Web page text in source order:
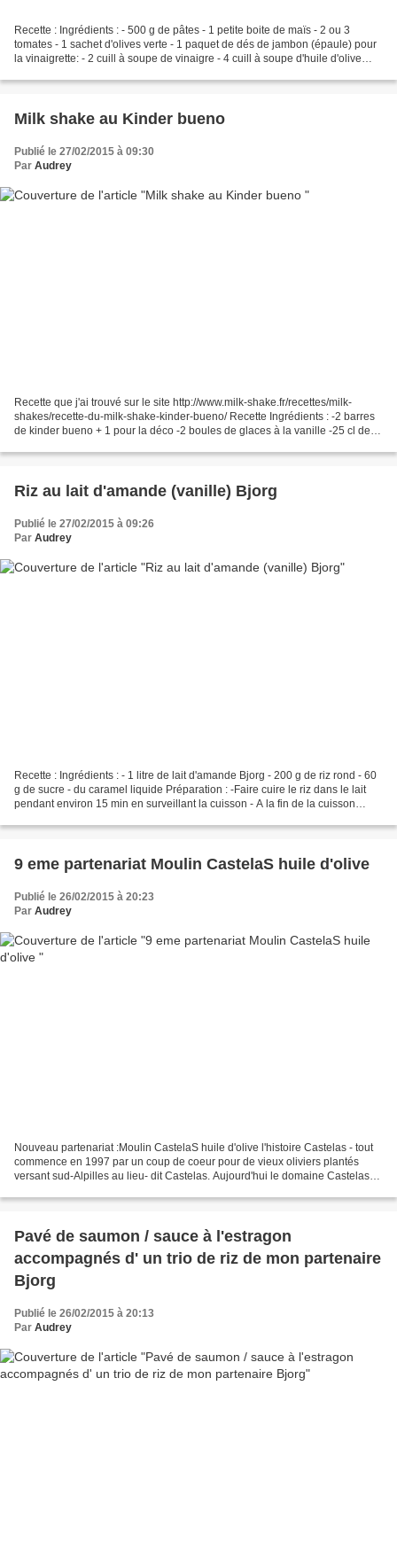
Recette : Ingrédients : - 500 g de pâtes - 1 petite boite de maïs - 2 ou 3
tomates - 1 sachet d'olives verte - 1 paquet de dés de jambon (épaule) pour
la vinaigrette: - 2 cuill à soupe de vinaigre - 4 cuill à soupe d'huile d'olive
Milk shake au Kinder bueno
Publié le 27/02/2015 à 09:30
Par Audrey
Recette que j'ai trouvé sur le site http://www.milk-shake.fr/recettes/milk-
shakes/recette-du-milk-shake-kinder-bueno/ Recette Ingrédients : -2 barres
de kinder bueno + 1 pour la déco -2 boules de glaces à la vanille -25 cl de
Riz au lait d'amande (vanille) Bjorg
Publié le 27/02/2015 à 09:26
Par Audrey
Recette : Ingrédients : - 1 litre de lait d'amande Bjorg - 200 g de riz rond - 60
g de sucre - du caramel liquide Préparation : -Faire cuire le riz dans le lait
pendant environ 15 min en surveillant la cuisson - A la fin de la cuisson
9 eme partenariat Moulin CastelaS huile d'olive
Publié le 26/02/2015 à 20:23
Par Audrey
Nouveau partenariat :Moulin CastelaS huile d'olive l'histoire Castelas - tout
commence en 1997 par un coup de coeur pour de vieux oliviers plantés
versant sud-Alpilles au lieu- dit Castelas. Aujourd'hui le domaine Castelas
Pavé de saumon / sauce à l'estragon
accompagnés d' un trio de riz de mon partenaire
Bjorg
Publié le 26/02/2015 à 20:13
Par Audrey